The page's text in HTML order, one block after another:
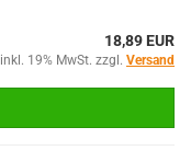
18,89 EUR
inkl. 19% MwSt. zzgl. Versand